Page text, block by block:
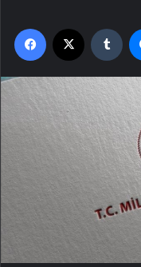
Facebook